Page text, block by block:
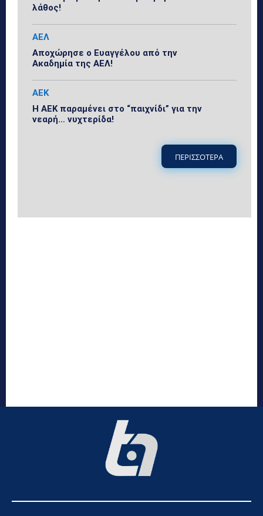
λάθος!
ΑΕΛ
Αποχώρησε ο Ευαγγέλου από την
Ακαδημία της ΑΕΛ!
ΑΕΚ
Η ΑΕΚ παραμένει στο “παιχνίδι” για την
νεαρή… νυχτερίδα!
ΠΕΡΙΣΣΟΤΕΡΑ